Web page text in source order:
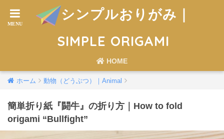
シンプルおりがみ｜
SIMPLE ORIGAMI
HOME
ホーム 動物（どうぶつ）｜Animal
簡単折り紙『闘牛』の折り方｜How to fold
origami “Bullfight”